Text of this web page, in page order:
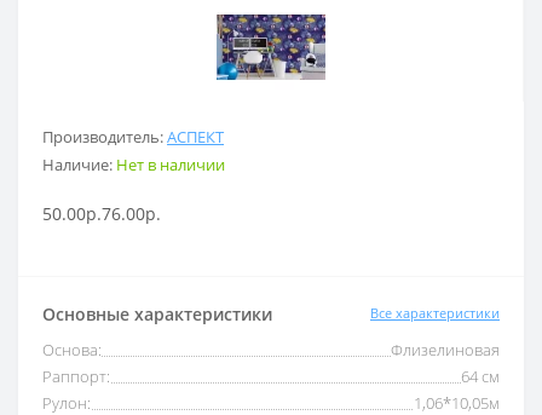
Производитель:АСПЕКТ
Наличие: Нет в наличии
50.00р.76.00р.
Основные характеристики Все характеристики
Основа:
Флизелиновая
Раппорт:
64 см
Рулон:
1,06*10,05м